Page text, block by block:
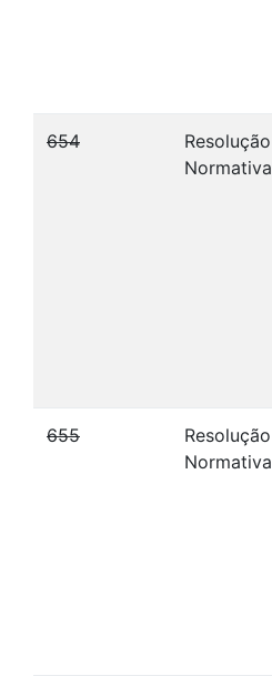
654
Resolução
Normativa
655
Resolução
Normativa